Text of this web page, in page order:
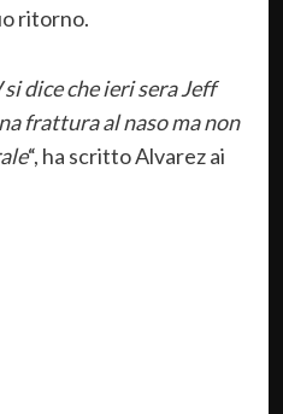
ritorno.
dice che ieri sera Jeff
frattura al naso ma non
“, ha scritto Alvarez ai